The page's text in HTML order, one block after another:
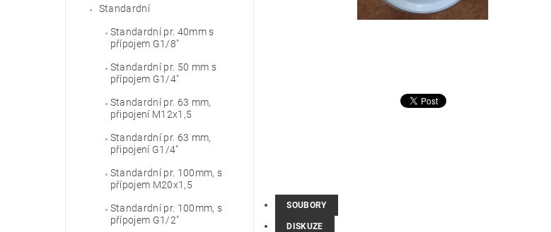
Standardní
Standardní pr. 40mm s
přípojem G1/8"
Standardní pr. 50 mm s
přípojem G1/4"
Standardní pr. 63 mm,
připojení M12x1,5
Standardní pr. 63 mm,
připojení G1/4"
Standardní pr. 100mm, s
přípojem M20x1,5
Standardní pr. 100mm, s
přípojem G1/2"
SOUBORY
DISKUZE